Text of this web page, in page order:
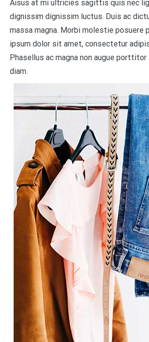
Aisus at mi ultricies sagittis quis nec
dignissim dignissim luctus. Duis ac
massa magna. Morbi molestie posuere
ipsum dolor sit amet, consectetur
Phasellus ac magna non augue
diam.